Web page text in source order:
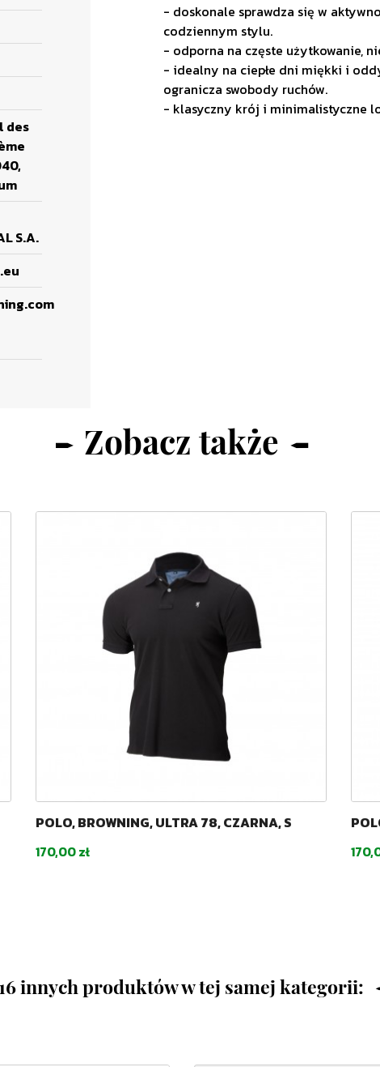
des
S.A.
- doskonale sprawdza się w
codziennym stylu.
- odporna na częste użytkowanie,
- idealny na ciepłe dni miękki i
ogranicza swobody ruchów.
- klasyczny krój i minimalistyczne
Zobacz także
POLO, BROWNING, ULTRA 78, CZARNA, S
Cena
170,00 zł
innych produktów w tej samej kategorii: